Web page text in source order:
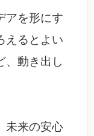
アを形にす
えるとよい
、動き出し
未来の安心